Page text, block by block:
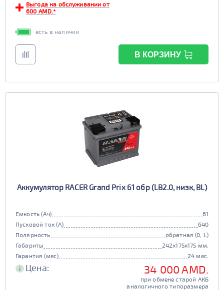
Выгода на обслуживании от
600 AMD.*
есть в наличии
В КОРЗИНУ
Аккумулятор RACER Grand Prix 61 обр (LB2.0, низк, BL)
Емкость (Ач)
61
Пусковой ток (А)
640
Полярность
обратная (0, L)
Габариты
242x175x175 мм.
Гарантия (мес)
24 мес.
i Цена: 34 000 AMD.
при обмене старой АКБ
аналогичного типоразмера